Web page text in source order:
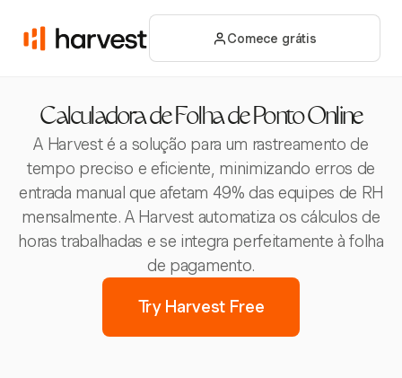
Comece grátis
Calculadora de Folha de Ponto Online
A Harvest é a solução para um rastreamento de
tempo preciso e eficiente, minimizando erros de
entrada manual que afetam 49% das equipes de RH
mensalmente. A Harvest automatiza os cálculos de
horas trabalhadas e se integra perfeitamente à folha
de pagamento.
Try Harvest Free